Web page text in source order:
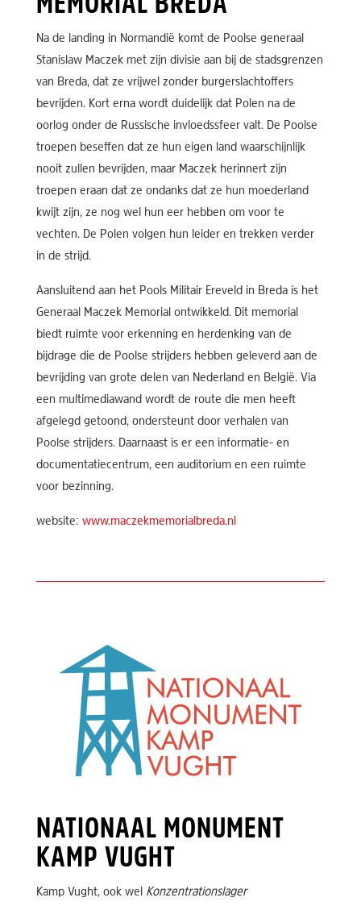
Na de landing in Normandië komt de Poolse generaal
Stanislaw Maczek met zijn divisie aan bij de stadsgrenzen
van Breda, dat ze vrijwel zonder burgerslachtoffers
bevrijden. Kort erna wordt duidelijk dat Polen na de
oorlog onder de Russische invloedssfeer valt. De Poolse
troepen beseffen dat ze hun eigen land waarschijnlijk
nooit zullen bevrijden, maar Maczek herinnert zijn
troepen eraan dat ze ondanks dat ze hun moederland
kwijt zijn, ze nog wel hun eer hebben om voor te
vechten. De Polen volgen hun leider en trekken verder
in de strijd.
Aansluitend aan het Pools Militair Ereveld in Breda is het
Generaal Maczek Memorial ontwikkeld. Dit memorial
biedt ruimte voor erkenning en herdenking van de
bijdrage die de Poolse strijders hebben geleverd aan de
bevrijding van grote delen van Nederland en België. Via
een multimediawand wordt de route die men heeft
afgelegd getoond, ondersteunt door verhalen van
Poolse strijders. Daarnaast is er een informatie- en
documentatiecentrum, een auditorium en een ruimte
voor bezinning.
website: www.maczekmemorialbreda.nl
NATIONAAL MONUMENT
KAMP VUGHT
Kamp Vught, ook wel Konzentrationslager